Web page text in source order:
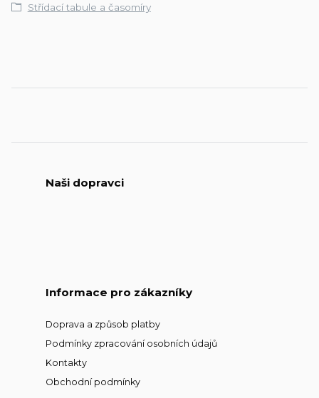
Střídací tabule a časomíry
Naši dopravci
Informace pro zákazníky
Doprava a způsob platby
Podmínky zpracování osobních údajů
Kontakty
Obchodní podmínky